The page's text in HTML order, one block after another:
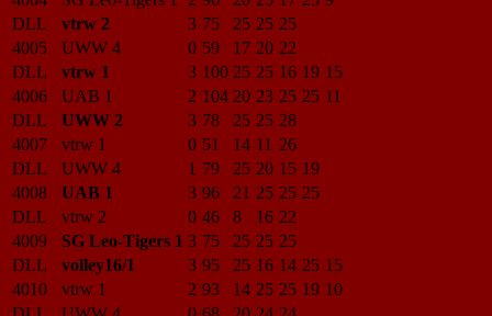
DLL
vtrw 2 3 75 25 25 25
4005
UWW 4 0 59 17 20 22
DLL
vtrw 1 3 100 25 25 16 19 15
4006
UAB 1 2 104 20 23 25 25 11
DLL
UWW 2 3 78 25 25 28
4007
vtrw 1 0 51 14 11 26
DLL
UWW 4 1 79 25 20 15 19
4008
UAB 1 3 96 21 25 25 25
DLL
vtrw 2 0 46 8 16 22
4009
SG Leo-Tigers 1 3 75 25 25 25
DLL
volley16/1 3 95 25 16 14 25 15
4010
vtrw 1 2 93 14 25 25 19 10